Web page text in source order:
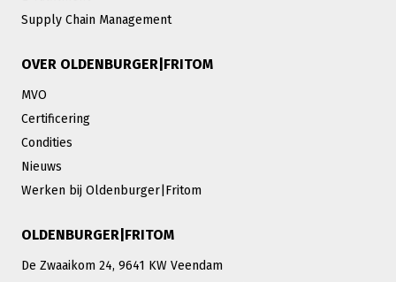
Supply Chain Management
OVER OLDENBURGER|FRITOM
MVO
Certificering
Condities
Nieuws
Werken bij Oldenburger|Fritom
OLDENBURGER|FRITOM
De Zwaaikom 24, 9641 KW Veendam